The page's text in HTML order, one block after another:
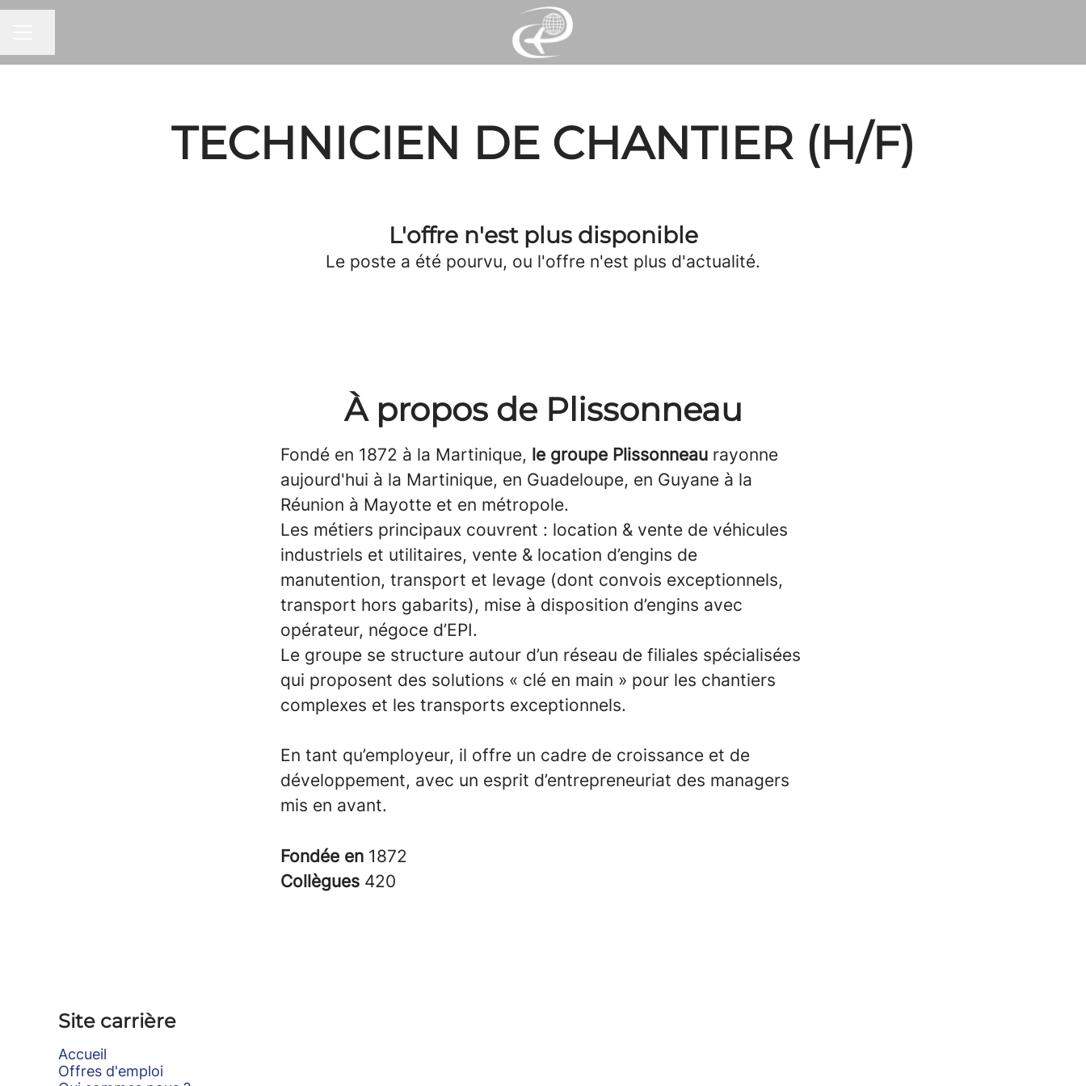
TECHNICIEN DE CHANTIER (H/F)
L'offre n'est plus disponible
Le poste a été pourvu, ou l'offre n'est plus d'actualité.
À propos de Plissonneau
Fondé en 1872 à la Martinique, le groupe Plissonneau rayonne
aujourd'hui à la Martinique, en Guadeloupe, en Guyane à la
Réunion à Mayotte et en métropole.
Les métiers principaux couvrent : location & vente de véhicules
industriels et utilitaires, vente & location d’engins de
manutention, transport et levage (dont convois exceptionnels,
transport hors gabarits), mise à disposition d’engins avec
opérateur, négoce d’EPI.
Le groupe se structure autour d’un réseau de filiales spécialisées
qui proposent des solutions « clé en main » pour les chantiers
complexes et les transports exceptionnels.
En tant qu’employeur, il offre un cadre de croissance et de
développement, avec un esprit d’entrepreneuriat des managers
mis en avant.
Fondée en 1872
Collègues 420
Site carrière
Accueil
Offres d'emploi